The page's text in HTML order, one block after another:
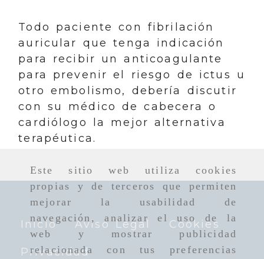
Este sitio web utiliza cookies
propias y de terceros que permiten
mejorar la usabilidad de
navegación, analizar el uso de la
web y mostrar publicidad
relacionada con tus preferencias
Todo paciente con fibrilación
auricular que tenga indicación
para recibir un anticoagulante
para prevenir el riesgo de ictus u
otro embolismo, debería discutir
con su médico de cabecera o
cardiólogo la mejor alternativa
terapéutica.
Inicio Aviso Legal Cookies
Privacidad